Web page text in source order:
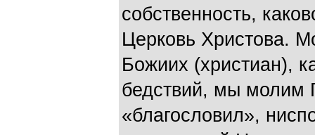
собственность,
Церковь Христова.
Божиих (христиан),
бедствий, мы молим
«благословил»,